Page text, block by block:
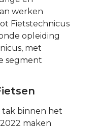
werken
Fietstechnicus
opleiding
met
segment
tak binnen het
maken